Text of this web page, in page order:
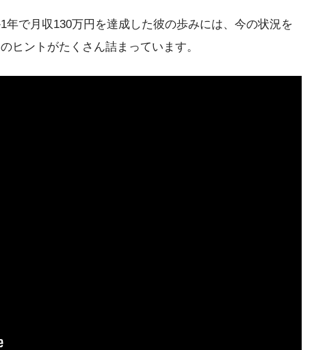
年で月収130万円を達成した彼の歩みには、今の状況を
ヒントがたくさん詰まっています。